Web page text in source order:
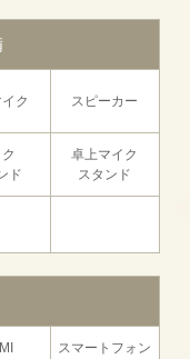
ク スピーカー
ド
卓上マイク
スタンド
スマートフォン